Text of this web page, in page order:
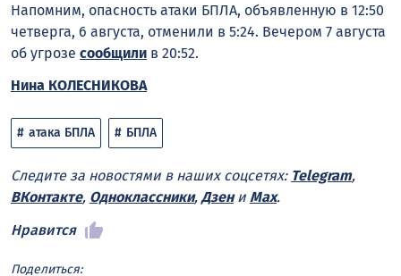
Напомним, опасность атаки БПЛА, объявленную в 12:50
четверга, 6 августа, отменили в 5:24. Вечером 7 августа
об угрозе сообщили в 20:52.
Нина КОЛЕСНИКОВА
атака БПЛА БПЛА
Следите за новостями в наших соцсетях: Telegram,
ВКонтакте, Одноклассники, Дзени Max.
Нравится
Поделиться: